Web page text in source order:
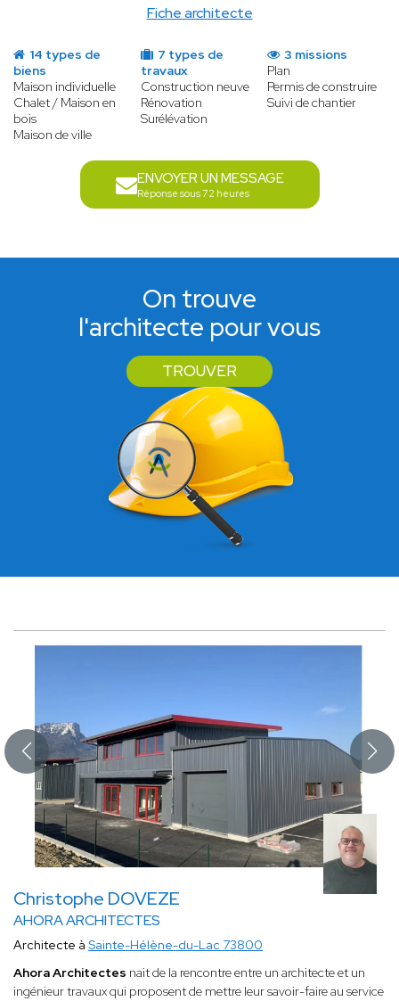
Fiche architecte
14 types de
biens
Maison individuelle
Chalet / Maison en
bois
Maison de ville
7 types de
travaux
Construction neuve
Rénovation
Surélévation
3 missions
Plan
Permis de construire
Suivi de chantier
ENVOYER UN MESSAGE
Réponse sous 72 heures
On trouve
l'architecte pour vous
TROUVER
Christophe DOVEZE
AHORA ARCHITECTES
Architecte à Sainte-Hélène-du-Lac 73800
Ahora Architectes nait de la rencontre entre un architecte et un
ingénieur travaux qui proposent de mettre leur savoir-faire au service